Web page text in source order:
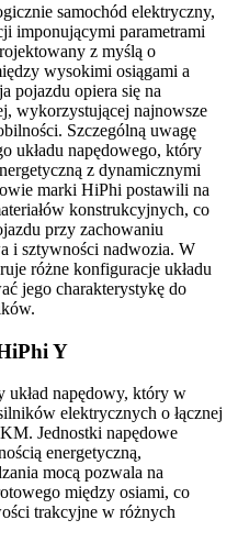
samochód elektryczny,
imponującymi parametrami
z myślą o
wysokimi osiągami a
pojazdu opiera się na
wykorzystującej najnowsze
Szczególną uwagę
układu napędowego, który
z dynamicznymi
marki HiPhi postawili na
konstrukcyjnych, co
przy zachowaniu
i sztywności nadwozia. W
różne konfiguracje układu
jego charakterystykę do
Y
układ napędowy, który w
elektrycznych o łącznej
Jednostki napędowe
energetyczną,
mocą pozwala na
między osiami, co
trakcyjne w różnych